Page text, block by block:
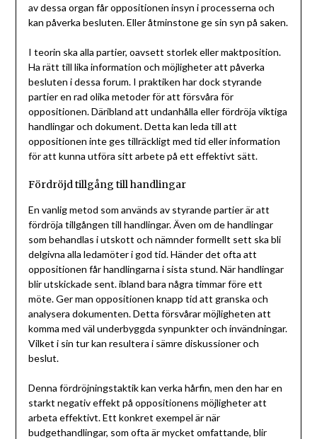
av dessa organ får oppositionen insyn i processerna och
kan påverka besluten. Eller åtminstone ge sin syn på saken.
I teorin ska alla partier, oavsett storlek eller maktposition.
Ha rätt till lika information och möjligheter att påverka
besluten i dessa forum. I praktiken har dock styrande
partier en rad olika metoder för att försvåra för
oppositionen. Däribland att undanhålla eller fördröja viktiga
handlingar och dokument. Detta kan leda till att
oppositionen inte ges tillräckligt med tid eller information
för att kunna utföra sitt arbete på ett effektivt sätt.
Fördröjd tillgång till handlingar
En vanlig metod som används av styrande partier är att
fördröja tillgången till handlingar. Även om de handlingar
som behandlas i utskott och nämnder formellt sett ska bli
delgivna alla ledamöter i god tid. Händer det ofta att
oppositionen får handlingarna i sista stund. När handlingar
blir utskickade sent. ibland bara några timmar före ett
möte. Ger man oppositionen knapp tid att granska och
analysera dokumenten. Detta försvårar möjligheten att
komma med väl underbyggda synpunkter och invändningar.
Vilket i sin tur kan resultera i sämre diskussioner och
beslut.
Denna fördröjningstaktik kan verka hårfin, men den har en
starkt negativ effekt på oppositionens möjligheter att
arbeta effektivt. Ett konkret exempel är när
budgethandlingar, som ofta är mycket omfattande, blir